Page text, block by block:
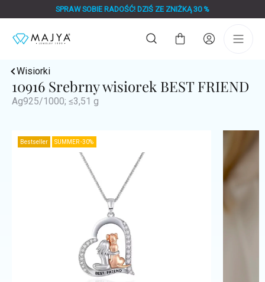
do
SPRAW SOBIE RADOŚĆ! DZIŚ ZE ZNIŻKĄ 30 %
Koszyk
Wisiorki
10916 Srebrny wisiorek BEST FRIEND
Ag925/1000; ≤3,51 g
Bestseller SUMMER -30%